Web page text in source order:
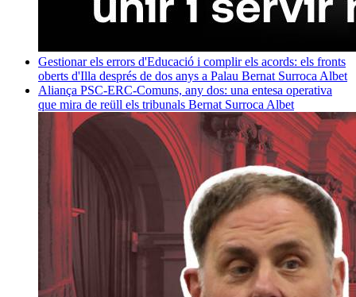
Gestionar els errors d'Educació i complir els acords: els fronts
oberts d'Illa després de dos anys a Palau Bernat Surroca Albet
Aliança PSC-ERC-Comuns, any dos: una entesa operativa
que mira de reüll els tribunals Bernat Surroca Albet